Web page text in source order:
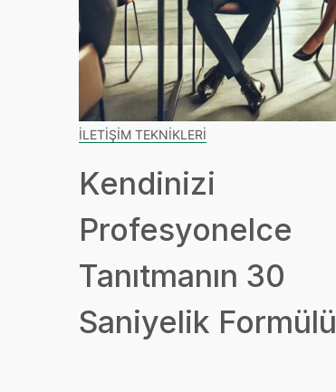
İLETIŞIM TEKNIKLERI
Kendinizi
Profesyonelce
Tanıtmanın 30
Saniyelik Formülü